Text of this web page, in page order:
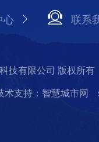
心 联系
技有限公司 版权所有
术支持：智慧城市网